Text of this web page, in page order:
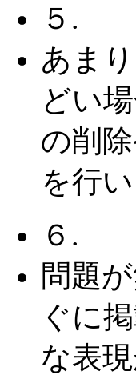
５.
あま
どい
の削
を行い
６.
問題
ぐに
な表